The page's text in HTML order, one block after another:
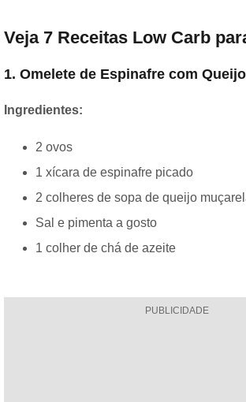
Veja 7 Receitas Low Carb
1. Omelete de Espinafre com Queijo
Ingredientes:
2 ovos
1 xícara de espinafre picado
2 colheres de sopa de queijo
Sal e pimenta a gosto
1 colher de chá de azeite
PUBLICIDADE